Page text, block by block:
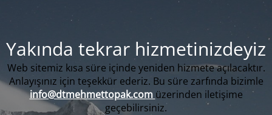
Yakında tekrar hizmetinizdeyiz
Web sitemiz kısa süre içinde yeniden hizmete açılacaktır.
Anlayışınız için teşekkür ederiz. Bu süre zarfında bizimle
info@dtmehmettopak.com üzerinden iletişime
geçebilirsiniz.